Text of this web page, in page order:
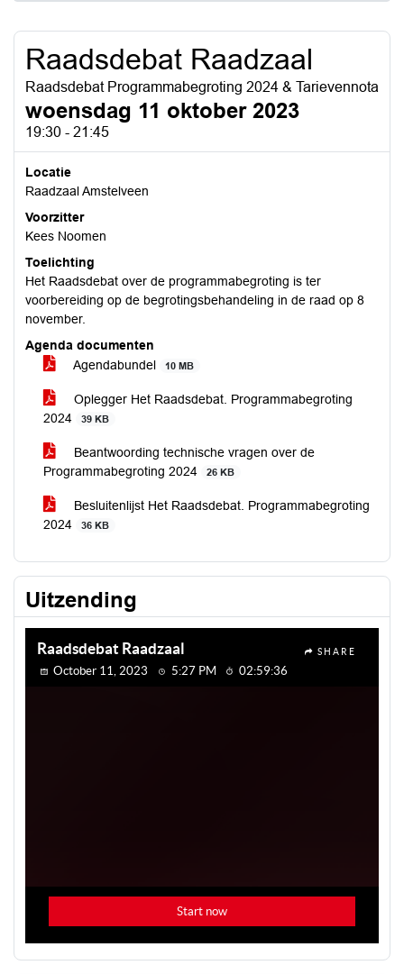
Raadsdebat Raadzaal
Raadsdebat Programmabegroting 2024 & Tarievennota
woensdag 11 oktober 2023
19:30 - 21:45
Locatie
Raadzaal Amstelveen
Voorzitter
Kees Noomen
Toelichting
Het Raadsdebat over de programmabegroting is ter
voorbereiding op de begrotingsbehandeling in de raad op 8
november.
Agenda documenten
Agendabundel
10 MB
Oplegger Het Raadsdebat. Programmabegroting
2024
39 KB
Beantwoording technische vragen over de
Programmabegroting 2024
26 KB
Besluitenlijst Het Raadsdebat. Programmabegroting
2024
36 KB
Uitzending